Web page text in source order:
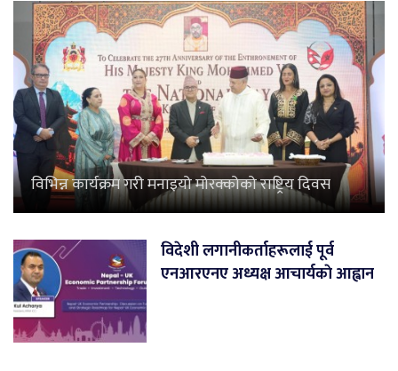
विभिन्न कार्यक्रम गरी मनाइयो मोरक्कोको राष्ट्रिय दिवस
विदेशी लगानीकर्ताहरूलाई पूर्व
एनआरएनए अध्यक्ष आचार्यकाे आह्वान